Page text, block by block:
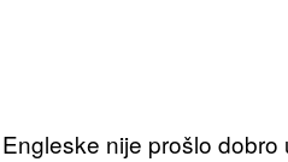
nije prošlo